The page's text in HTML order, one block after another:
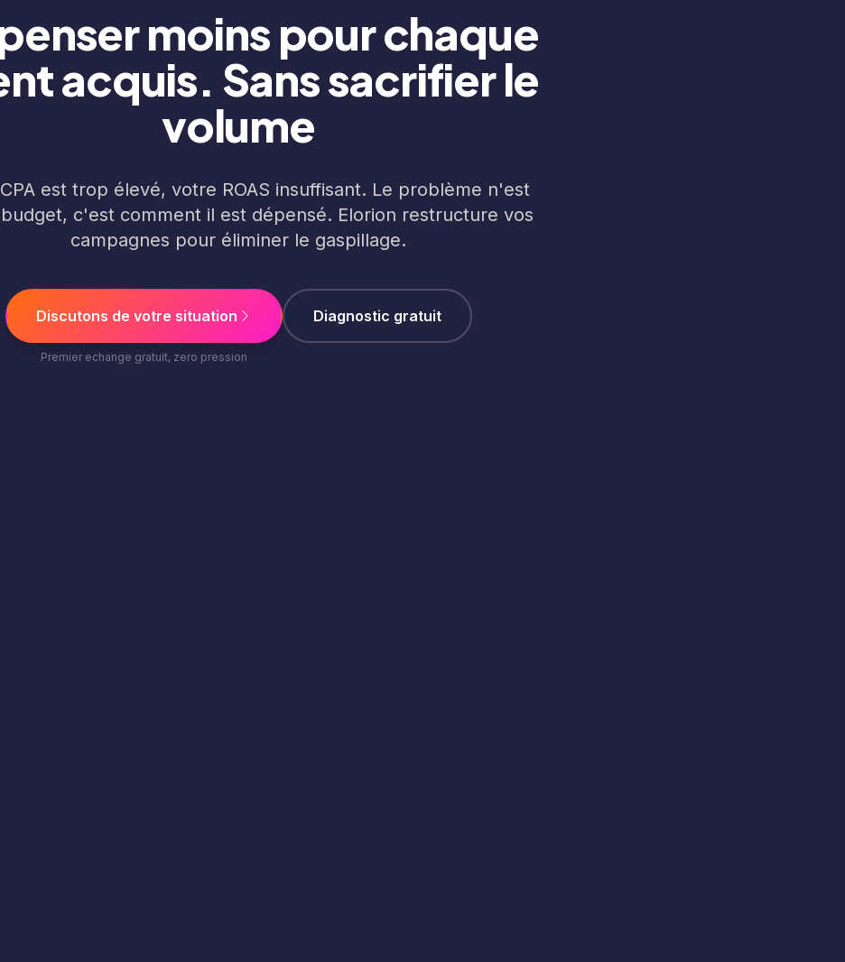
moins pour chaque
acquis. Sans sacrifier le
volume
est trop élevé, votre ROAS insuffisant. Le problème n'est
c'est comment il est dépensé. Elorion restructure vos
campagnes pour éliminer le gaspillage.
Discutons de votre situation
Premier echange gratuit, zero pression
Diagnostic gratuit